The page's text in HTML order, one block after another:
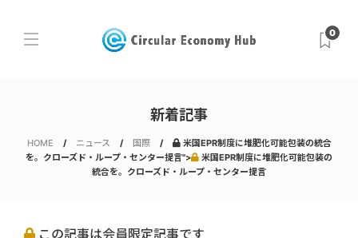
0
新着記事
HOME ニュース 国際
米国EPR制度に堆肥化可能包装の統合
を。クローズド・ループ・センター提言">
米国EPR制度に堆肥化可能包装の
統合を。クローズド・ループ・センター提言
この記事は会員限定記事です